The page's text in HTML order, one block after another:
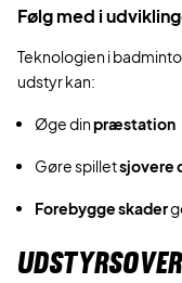
Følg med i
Teknologien i
udstyr kan:
Øge dinpræstation
Gøre spilletsjovere
Forebygge skader